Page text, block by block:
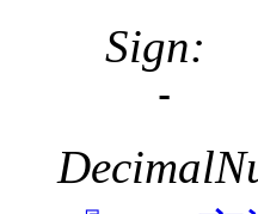
Sign:
-